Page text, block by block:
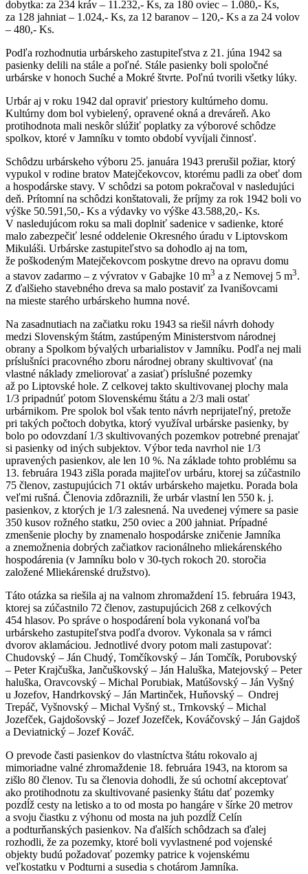
dobytka: za 234 kráv – 11.232,- Ks, za 180 oviec – 1.080,- Ks,
za 128 jahniat – 1.024,- Ks, za 12 baranov – 120,- Ks a za 24 volov
– 480,- Ks.
Podľa rozhodnutia urbárskeho zastupiteľstva z 21. júna 1942 sa
pasienky delili na stále a poľné. Stále pasienky boli spoločné
urbárske v honoch Suché a Mokré štvrte. Poľnú tvorili všetky lúky.
Urbár aj v roku 1942 dal opraviť priestory kultúrneho domu.
Kultúrny dom bol vybielený, opravené okná a dreváreň. Ako
protihodnota mali neskôr slúžiť poplatky za výborové schôdze
spolkov, ktoré v Jamníku v tomto období vyvíjali činnosť.
Schôdzu urbárskeho výboru 25. januára 1943 prerušil požiar, ktorý
vypukol v rodine bratov Matejčekovcov, ktorému padli za obeť dom
a hospodárske stavy. V schôdzi sa potom pokračoval v nasledujúci
deň. Prítomní na schôdzi konštatovali, že príjmy za rok 1942 boli vo
výške 50.591,50,- Ks a výdavky vo výške 43.588,20,- Ks.
V nasledujúcom roku sa mali doplniť sadenice v sadienke, ktoré
malo zabezpečiť lesné oddelenie Okresného úradu v Liptovskom
Mikuláši. Urbárske zastupiteľstvo sa dohodlo aj na tom,
že poškodeným Matejčekovcom poskytne drevo na opravu domu
a stavov zadarmo – z vývratov v Gabajke 10 m3 a z Nemovej 5 m3.
Z ďalšieho stavebného dreva sa malo postaviť za Ivanišovcami
na mieste starého urbárskeho humna nové.
Na zasadnutiach na začiatku roku 1943 sa riešil návrh dohody
medzi Slovenským štátm, zastúpeným Ministerstvom národnej
obrany a Spolkom bývalých urbarialistov v Jamníku. Podľa nej mali
príslušníci pracovného zboru národnej obrany skultivovať (na
vlastné náklady zmeliorovať a zasiať) príslušné pozemky
až po Liptovské hole. Z celkovej takto skultivovanej plochy mala
1/3 pripadnúť potom Slovenskému štátu a 2/3 mali ostať
urbárnikom. Pre spolok bol však tento návrh neprijateľný, pretože
pri takých počtoch dobytka, ktorý využíval urbárske pasienky, by
bolo po odovzdaní 1/3 skultivovaných pozemkov potrebné prenajať
si pasienky od iných subjektov. Výbor teda navrhol nie 1/3
upravených pasienkov, ale len 10 %. Na základe tohto problému sa
13. februára 1943 zišla porada majiteľov urbáru, ktorej sa zúčastnilo
75 členov, zastupujúcich 71 oktáv urbárskeho majetku. Porada bola
veľmi rušná. Členovia zdôraznili, že urbár vlastní len 550 k. j.
pasienkov, z ktorých je 1/3 zalesnená. Na uvedenej výmere sa pasie
350 kusov rožného statku, 250 oviec a 200 jahniat. Prípadné
zmenšenie plochy by znamenalo hospodárske zničenie Jamníka
a znemožnenia dobrých začiatkov racionálneho mliekárenského
hospodárenia (v Jamníku bolo v 30-tych rokoch 20. storočia
založené Mliekárenské družstvo).
Táto otázka sa riešila aj na valnom zhromaždení 15. februára 1943,
ktorej sa zúčastnilo 72 členov, zastupujúcich 268 z celkových
454 hlasov. Po správe o hospodárení bola vykonaná voľba
urbárskeho zastupiteľstva podľa dvorov. Vykonala sa v rámci
dvorov aklamáciou. Jednotlivé dvory potom mali zastupovať:
Chudovský – Ján Chudý, Tomčíkovský – Ján Tomčík, Porubovský
– Peter Krajčuška, Jančuškovský – Ján Haluška, Matejovský – Peter
haluška, Oravcovský – Michal Porubiak, Matúšovský – Ján Vyšný
u Jozefov, Handrkovský – Ján Martinček, Huňovský – Ondrej
Trepáč, Vyšnovský – Michal Vyšný st., Trnkovský – Michal
Jozefček, Gajdošovský – Jozef Jozefček, Kováčovský – Ján Gajdoš
a Deviatnický – Jozef Kováč.
O prevode časti pasienkov do vlastníctva štátu rokovalo aj
mimoriadne valné zhromaždenie 18. februára 1943, na ktorom sa
zišlo 80 členov. Tu sa členovia dohodli, že sú ochotní akceptovať
ako protihodnotu za skultivované pasienky štátu dať pozemky
pozdĺž cesty na letisko a to od mosta po hangáre v šírke 20 metrov
a svoju čiastku z výhonu od mosta na juh pozdĺž Celín
a podturňanských pasienkov. Na ďalších schôdzach sa ďalej
rozhodli, že za pozemky, ktoré boli vyvlastnené pod vojenské
objekty budú požadovať pozemky patrice k vojenskému
veľkostatku v Podturni a susedia s chotárom Jamníka.